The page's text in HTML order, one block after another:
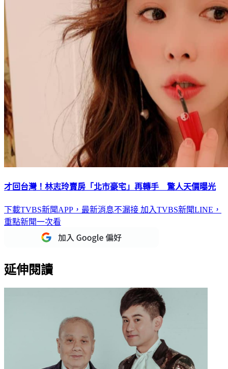
才回台灣！林志玲賣房「北市豪宅」再轉手 驚人天價曝光
下載TVBS新聞APP，最新消息不漏接 加入TVBS新聞LINE，
重點新聞一次看
延伸閱讀